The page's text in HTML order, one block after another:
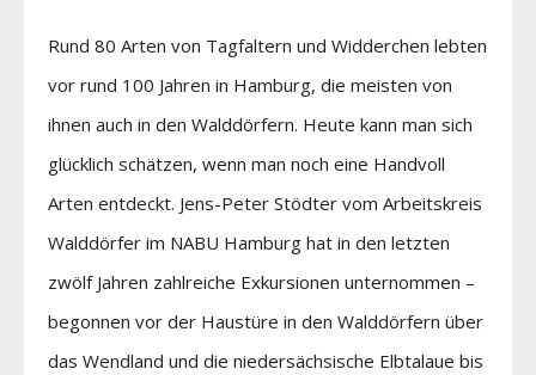
Rund 80 Arten von Tagfaltern und Widderchen lebten
vor rund 100 Jahren in Hamburg, die meisten von
ihnen auch in den Walddörfern. Heute kann man sich
glücklich schätzen, wenn man noch eine Handvoll
Arten entdeckt. Jens-Peter Stödter vom Arbeitskreis
Walddörfer im NABU Hamburg hat in den letzten
zwölf Jahren zahlreiche Exkursionen unternommen –
begonnen vor der Haustüre in den Walddörfern über
das Wendland und die niedersächsische Elbtalaue bis